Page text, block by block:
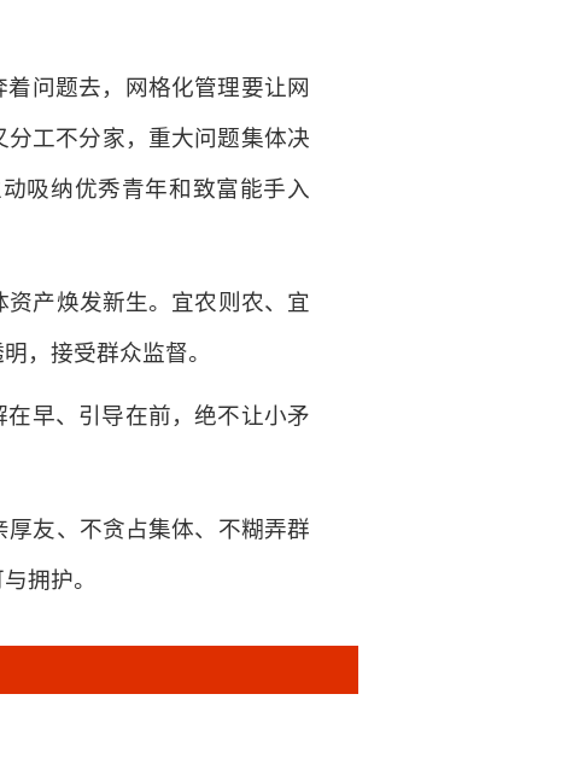
问题去，网格化管理要让网
工不分家，重大问题集体决
吸纳优秀青年和致富能手入
产焕发新生。宜农则农、宜
，接受群众监督。
早、引导在前，绝不让小矛
友、不贪占集体、不糊弄群
拥护。